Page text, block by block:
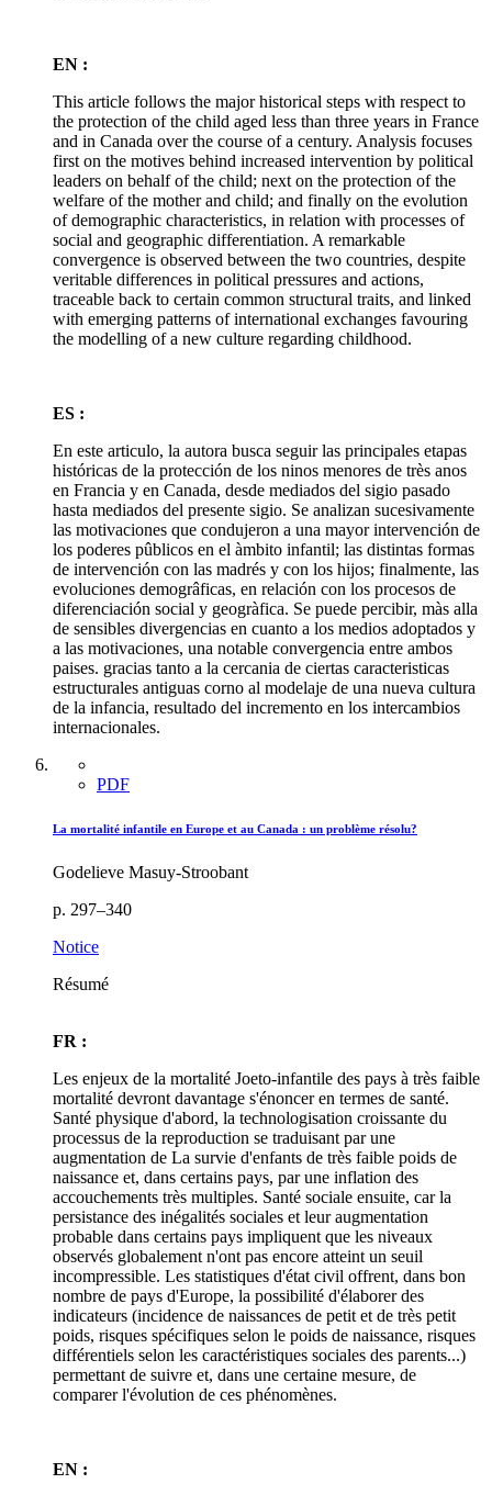
EN :
This article follows the major historical steps with respect to
the protection of the child aged less than three years in France
and in Canada over the course of a century. Analysis focuses
first on the motives behind increased intervention by political
leaders on behalf of the child; next on the protection of the
welfare of the mother and child; and finally on the evolution
of demographic characteristics, in relation with processes of
social and geographic differentiation. A remarkable
convergence is observed between the two countries, despite
veritable differences in political pressures and actions,
traceable back to certain common structural traits, and linked
with emerging patterns of international exchanges favouring
the modelling of a new culture regarding childhood.
ES :
En este articulo, la autora busca seguir las principales etapas
históricas de la protección de los ninos menores de très anos
en Francia y en Canada, desde mediados del sigio pasado
hasta mediados del presente sigio. Se analizan sucesivamente
las motivaciones que condujeron a una mayor intervención de
los poderes pûblicos en el àmbito infantil; las distintas formas
de intervención con las madrés y con los hijos; finalmente, las
evoluciones demogrâficas, en relación con los procesos de
diferenciación social y geogràfica. Se puede percibir, màs alla
de sensibles divergencias en cuanto a los medios adoptados y
a las motivaciones, una notable convergencia entre ambos
paises. gracias tanto a la cercania de ciertas caracteristicas
estructurales antiguas corno al modelaje de una nueva cultura
de la infancia, resultado del incremento en los intercambios
internacionales.
PDF
La mortalité infantile en Europe et au Canada : un problème résolu?
Godelieve Masuy-Stroobant
p. 297–340
Notice
Résumé
FR :
Les enjeux de la mortalité Joeto-infantile des pays à très faible
mortalité devront davantage s'énoncer en termes de santé.
Santé physique d'abord, la technologisation croissante du
processus de la reproduction se traduisant par une
augmentation de La survie d'enfants de très faible poids de
naissance et, dans certains pays, par une inflation des
accouchements très multiples. Santé sociale ensuite, car la
persistance des inégalités sociales et leur augmentation
probable dans certains pays impliquent que les niveaux
observés globalement n'ont pas encore atteint un seuil
incompressible. Les statistiques d'état civil offrent, dans bon
nombre de pays d'Europe, la possibilité d'élaborer des
indicateurs (incidence de naissances de petit et de très petit
poids, risques spécifiques selon le poids de naissance, risques
différentiels selon les caractéristiques sociales des parents...)
permettant de suivre et, dans une certaine mesure, de
comparer l'évolution de ces phénomènes.
EN :